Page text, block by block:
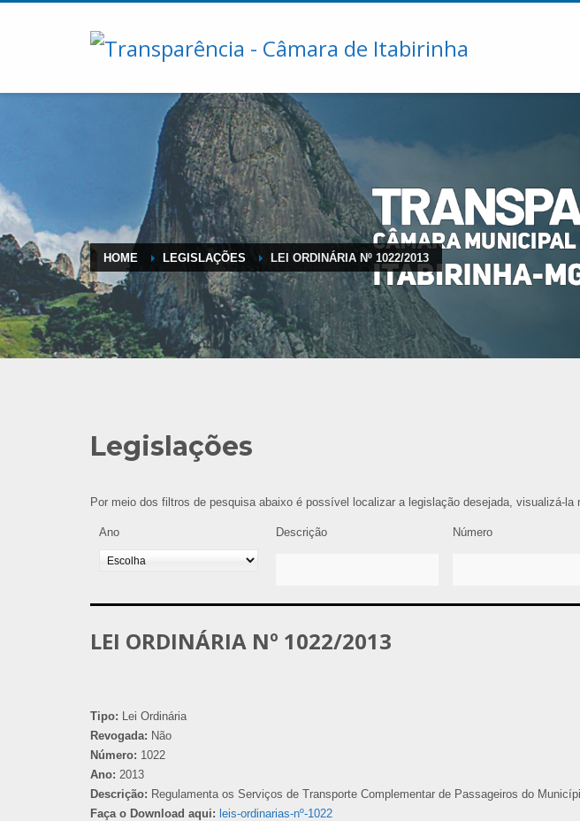
HOME LEGISLAÇÕES LEI ORDINÁRIA Nº 1022/2013
Legislações
Por meio dos filtros de pesquisa abaixo é possível localizar a legislação desejada, visualizá-
Ano Descrição Número
LEI ORDINÁRIA Nº 1022/2013
Tipo: Lei Ordinária
Revogada: Não
Número: 1022
Ano: 2013
Descrição: Regulamenta os Serviços de Transporte Complementar de Passageiros do
Faça o Download aqui: leis-ordinarias-nº-1022